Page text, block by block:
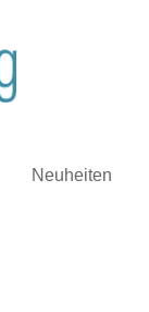
Neuheiten